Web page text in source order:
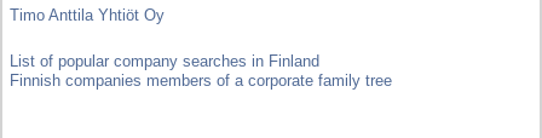
Timo Anttila Yhtiöt Oy
List of popular company searches in Finland
Finnish companies members of a corporate family tree